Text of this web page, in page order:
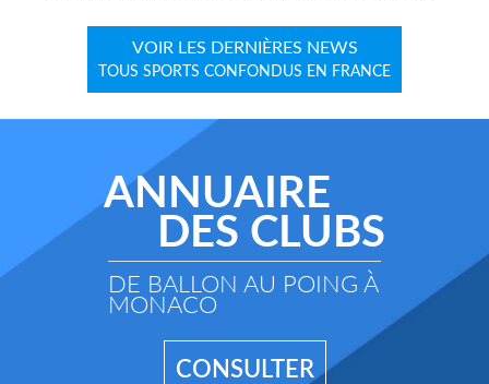
VOIR LES DERNIÈRES NEWS
TOUS SPORTS CONFONDUS EN FRANCE
ANNUAIRE
DES CLUBS
DE BALLON AU POING À
MONACO
CONSULTER